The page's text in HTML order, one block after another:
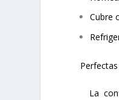
Cubre
La